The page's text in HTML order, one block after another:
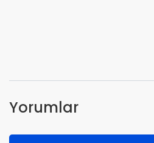
Yorumlar